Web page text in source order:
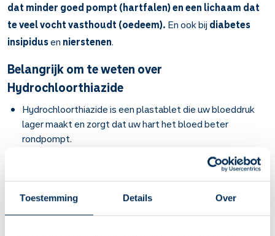
Toestemming Details Over
dat minder goed pompt (hartfalen) en een lichaam dat
te veel vocht vasthoudt (oedeem). En ook bij diabetes
insipidusen nierstenen.
Belangrijk om te weten over
Hydrochloorthiazide
Hydrochloorthiazide is een plastablet die uw bloeddruk
lager maakt en zorgt dat uw hart het bloed beter
rondpompt.
Bij hoge bloeddruk, hartfalen (een hart dat minder goed
pompt), nierstenen en als u lichaam te veel vocht
vasthoudt (oedeem). Ook bij de zeldzame ziekte
diabetes insipidus (uw nieren houden vocht niet goed
vast).